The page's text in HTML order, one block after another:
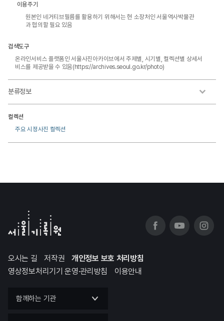
이용주기
원본인 네거티브필름를 활용하기 위해서는 현 소장처인 서울역사박물관
과 협의할 필요 있음
검색도구
온라인서비스 플랫폼인 서울사진아카이브에서 주제별, 시기별, 컬렉션별 상세서
비스를 제공받을 수 있음(https://archives.seoul.go.kr/photo)
분류정보
컬렉션
주요 시정사진 컬렉션
오시는 길 저작권
개인정보 보호 처리방침
영상정보처리기기 운영·관리방침
이용안내
함께하는 기관